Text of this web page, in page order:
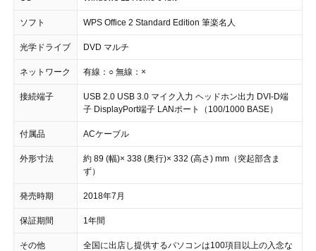
ソフト WPS Office 2 Standard Edition 筆楽名人
光学ドライブ DVD マルチ
ネットワーク 有線：○ 無線：×
接続端子
USB 2.0 USB 3.0 マイク入力 ヘッドホン出力 DVI-D端
子 DisplayPort端子 LANポート（100/1000 BASE）
付属品 ACケーブル
外形寸法
約 89 (幅)× 338 (奥行)× 332 (高さ) mm（突起部含ま
ず）
発売時期 2018年7月
保証期間 1年間
その他
全国に出店し提供するパソコンは100項目以上の入念な